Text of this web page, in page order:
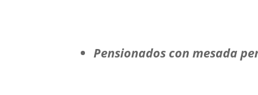
Pensionados con mesada